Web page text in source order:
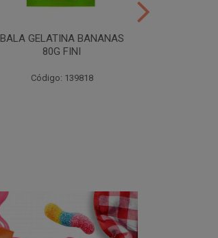
BALA GELATINA BANANAS
80G FINI
Código: 139818